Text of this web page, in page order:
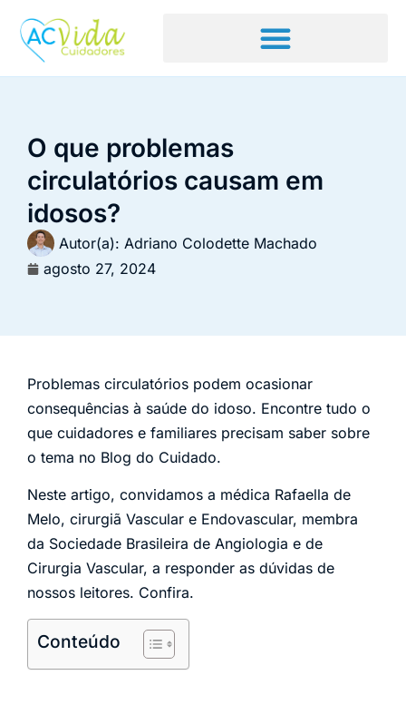
O que problemas
circulatórios causam em
idosos?
Autor(a): Adriano Colodette Machado
agosto 27, 2024
Problemas circulatórios podem ocasionar
consequências à saúde do idoso. Encontre tudo o
que cuidadores e familiares precisam saber sobre
o tema no Blog do Cuidado.
Neste artigo, convidamos a médica Rafaella de
Melo, cirurgiã Vascular e Endovascular, membra
da Sociedade Brasileira de Angiologia e de
Cirurgia Vascular, a responder as dúvidas de
nossos leitores. Confira.
Conteúdo